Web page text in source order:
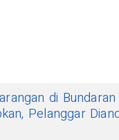
di
Pelanggar